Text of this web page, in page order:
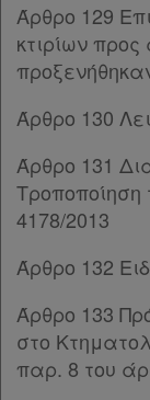
Άρθρο 129
κτιρίων
Άρθρο 130
Άρθρο 131
Τροποποίηση
4178/2013
Άρθρο 132
Άρθρο 133
στο
παρ. 8 του